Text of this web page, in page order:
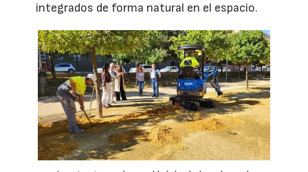
integrados de forma natural en el espacio.